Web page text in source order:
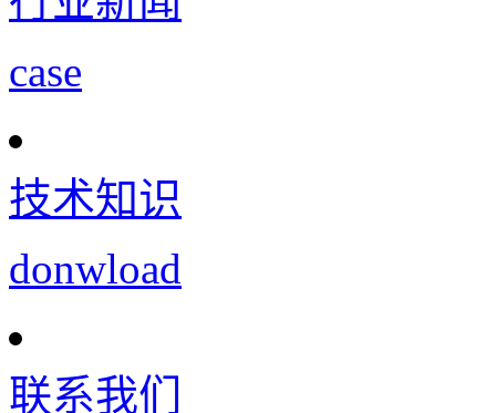
case
技术知识
donwload
联系我们